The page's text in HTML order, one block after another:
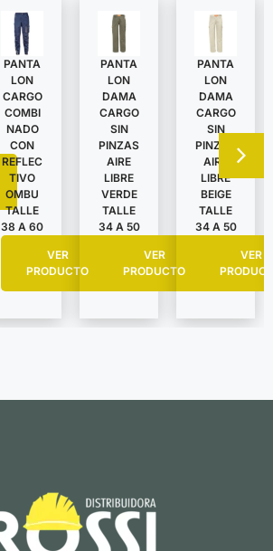
PANTA
LON
CARGO
COMBI
NADO
CON
REFLEC
TIVO
OMBU
TALLE
38 A 60
VER
PRODUCTO
PANTA
LON
DAMA
CARGO
SIN
PINZAS
AIRE
LIBRE
VERDE
TALLE
34 A 50
VER
PRODUCTO
PANTA
LON
DAMA
CARGO
SIN
PINZAS
AIRE
LIBRE
BEIGE
TALLE
34 A 50
VER